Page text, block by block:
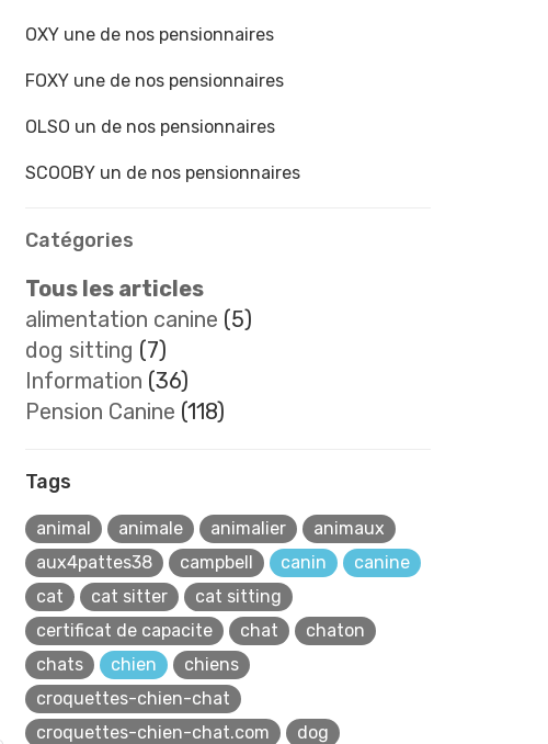
OXY une de nos pensionnaires
FOXY une de nos pensionnaires
OLSO un de nos pensionnaires
SCOOBY un de nos pensionnaires
Catégories
Tous les articles
alimentation canine (5)
dog sitting (7)
Information (36)
Pension Canine (118)
Tags
animal animale animalier
animaux
aux4pattes38
campbell canin
canine
cat
cat sitter
cat sitting
certificat de capacite
chat
chaton
chats
chien
chiens
croquettes-chien-chat
croquettes-chien-chat.com
dog